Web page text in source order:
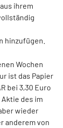
ihrem
hinzufügen.
Wochen
ist das Papier
bei 3,30 Euro
des im
wieder
anderem von